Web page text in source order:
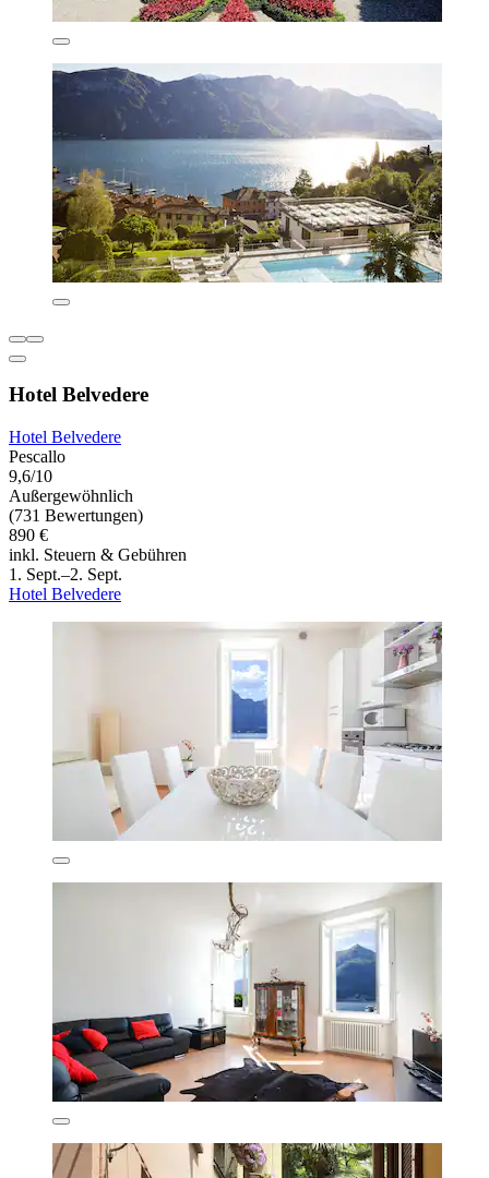
Hotel Belvedere
Hotel Belvedere
Pescallo
9,6/10
Außergewöhnlich
(731 Bewertungen)
890 €
inkl. Steuern & Gebühren
1. Sept.–2. Sept.
Hotel Belvedere